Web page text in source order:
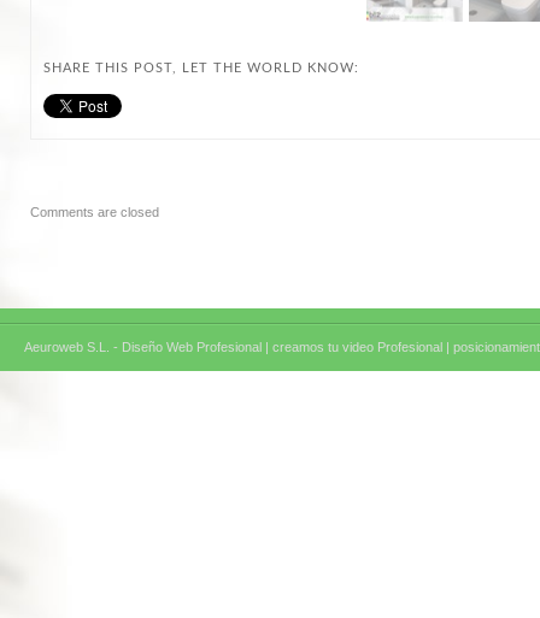
SHARE THIS POST, LET THE WORLD KNOW:
Comments are closed
Aeuroweb S.L. - Diseño Web Profesional | creamos tu video Profesional |